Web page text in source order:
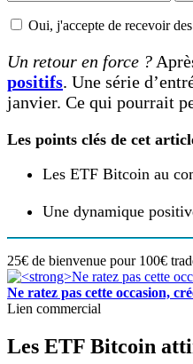
Oui, j'accepte de recevoir
Un retour en force ?
positifs. Une série
janvier. Ce qui pourrait
Les points clés de cet
Les ETF Bitcoin au
Une dynamique
25€ de bienvenue pour 100€
Ne ratez pas cette occasion,
Lien commercial
Les ETF Bitcoin